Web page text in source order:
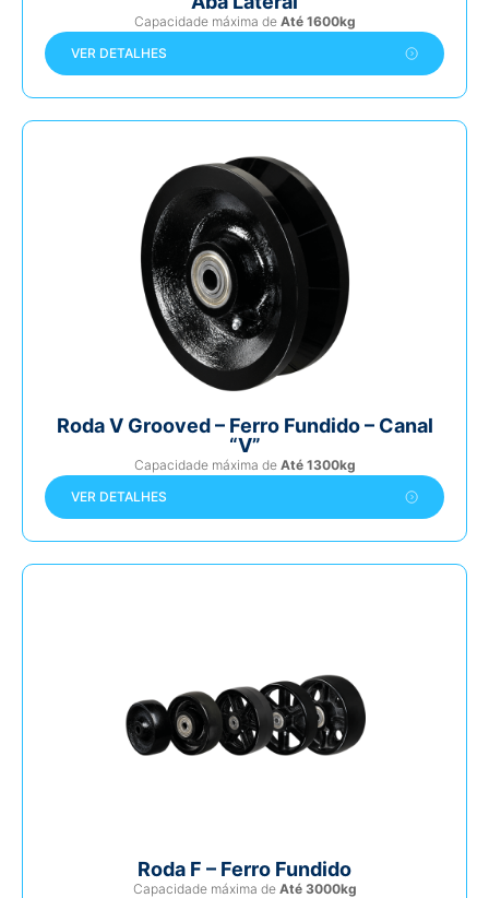
Capacidade máxima de Até 1600kg
VER DETALHES
Roda V Grooved – Ferro Fundido – Canal
“V”
Capacidade máxima de Até 1300kg
VER DETALHES
Roda F – Ferro Fundido
Capacidade máxima de Até 3000kg